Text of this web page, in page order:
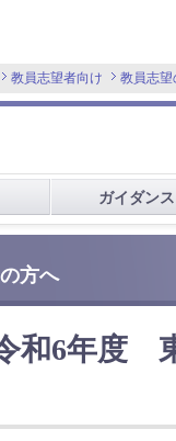
教員志望者向け 教員志望
ガイダンス
方へ
和6年度